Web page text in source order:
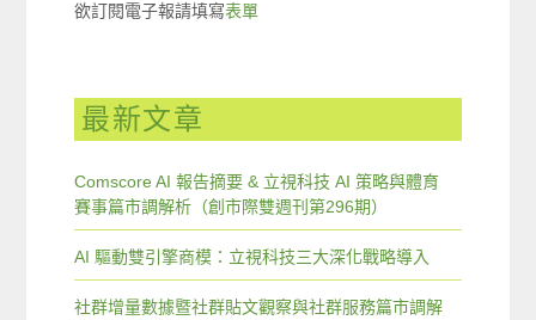
欲訂閱電子報請填寫表單
最新文章
Comscore AI 報告摘要 & 立視科技 AI 策略與體育
賽事篇市調解析（創市際雙週刊第296期）
AI 驅動雙引擎商模：立視科技三大深化戰略導入
社群增量數據暨社群貼文觀察與社群服務篇市調解